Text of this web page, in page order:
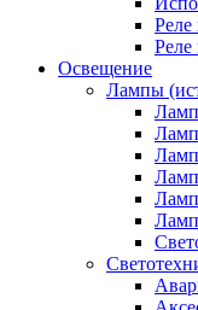
Реле
Освещение
Лампы